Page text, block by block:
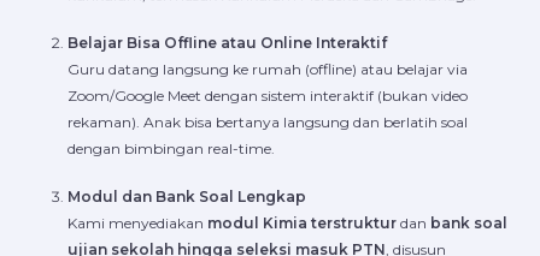
Belajar Bisa Offline atau Online Interaktif
Guru datang langsung ke rumah (offline) atau belajar via
Zoom/Google Meet dengan sistem interaktif (bukan video
rekaman). Anak bisa bertanya langsung dan berlatih soal
dengan bimbingan real-time.
Modul dan Bank Soal Lengkap
Kami menyediakan modul Kimia terstruktur dan bank soal
ujian sekolah hingga seleksi masuk PTN , disusun